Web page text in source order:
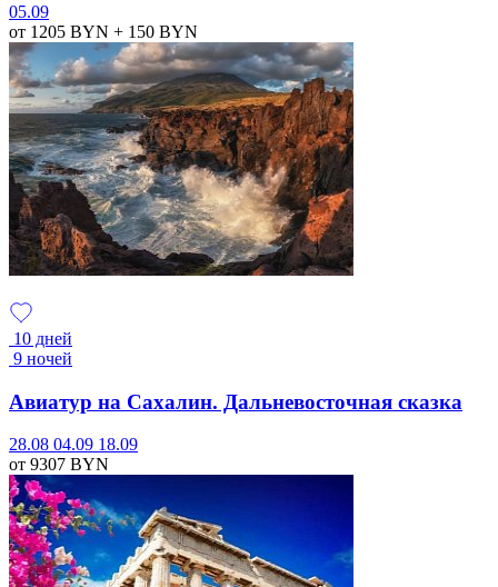
05.09
от 1205 BYN + 150 BYN
10 дней
9 ночей
Авиатур на Сахалин. Дальневосточная сказка
28.08 04.09 18.09
от 9307 BYN